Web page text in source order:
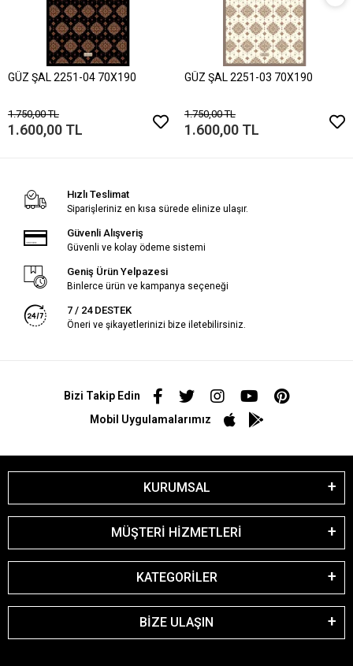
GÜZ ŞAL 2251-04 70X190
1.750,00 TL
1.600,00 TL
GÜZ ŞAL 2251-03 70X190
1.750,00 TL
1.600,00 TL
Hızlı Teslimat
Siparişleriniz en kısa sürede elinize ulaşır.
Güvenli Alışveriş
Güvenli ve kolay ödeme sistemi
Geniş Ürün Yelpazesi
Binlerce ürün ve kampanya seçeneği
7 / 24 DESTEK
Öneri ve şikayetlerinizi bize iletebilirsiniz.
Bizi Takip Edin
Mobil Uygulamalarımız
KURUMSAL
MÜŞTERİ HİZMETLERİ
KATEGORİLER
BİZE ULAŞIN